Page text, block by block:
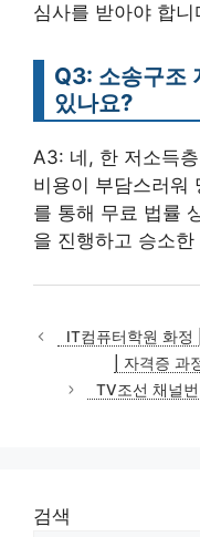
심사를 받아야 합니
Q3: 소송구조
있나요?
A3: 네, 한 저소득
비용이 부담스러워
를 통해 무료 법률
을 진행하고 승소
IT컴퓨터학원 화
| 자격증
TV조선 채널
검색